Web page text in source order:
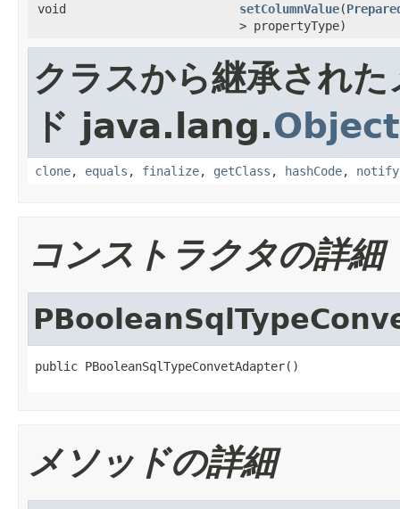
void
setColumnValue(
> propertyType)
クラスから継承された
ド java.lang.Object
clone, equals , finalize, getClass , hashCode, notify
コンストラクタの詳細
public PBooleanSqlTypeConvetAdapter()
メソッドの詳細